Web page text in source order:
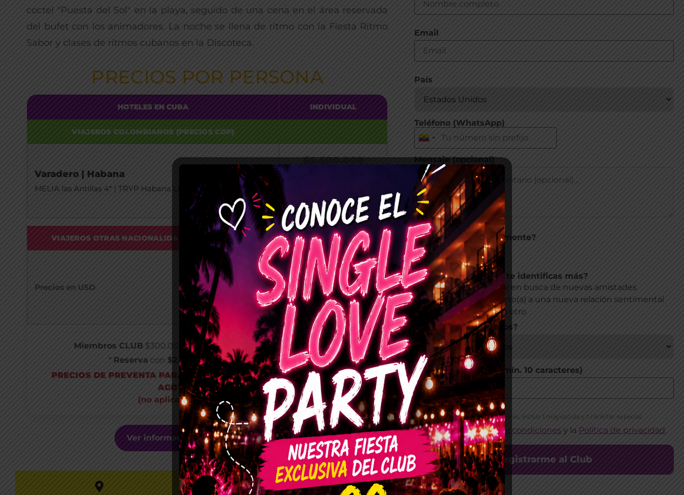
coctel "Puesta del Sol" en la playa, seguido de una cena en el área reservada
del bufet con los animadores. La noche se llena de ritmo con la Fiesta Ritmo
Sabor y clases de ritmos cubanos en la Discoteca.
PRECIOS POR PERSONA
HOTELES EN CUBA INDIVIDUAL
VIAJEROS COLOMBIANOS (PRECIOS COP)
Varadero | Habana
MELIA las Antillas 4* | TRYP Habana Libre 4*
$5.500.000
$4.900.000
VIAJEROS OTRAS NACIONALIDADES (PRECIOS USD)
Precios en USD
U$1.280
Precio Especial
Preventa
U$1.200
Miembros CLUB $300.000 COP o U$70 USD (Solo para precio full)
* Reserva con$2.500.000 (COP)oU$300 (USD)
PRECIOS DE PREVENTA PARA RESERVAS ANTES DEL 30/OCT O HASTA
AGOTAR EXISTENCIAS
(no aplica con otros descuentos)
Ver información del destino completa
Email
País
Teléfono (WhatsApp)
Mensaje (opcional)
¿Estás soltero actualmente?
Sí
No
¿Con cuál afirmación te identificas más?
Felizmente soltero(a) en busca de nuevas amistades
Estoy soltero(a) abierto(a) a una nueva relación sentimental
Puede ser lo uno y lo otro
¿Cuáles son tus gustos?
Crea tu Contraseña (mín. 10 caracteres)
Debe tener al menos 10 caracteres, incluir 1 mayúscula y 1 carácter especial.
Acepto losTérminos y condiciones y la Política de privacidad.
Registrarme al Club